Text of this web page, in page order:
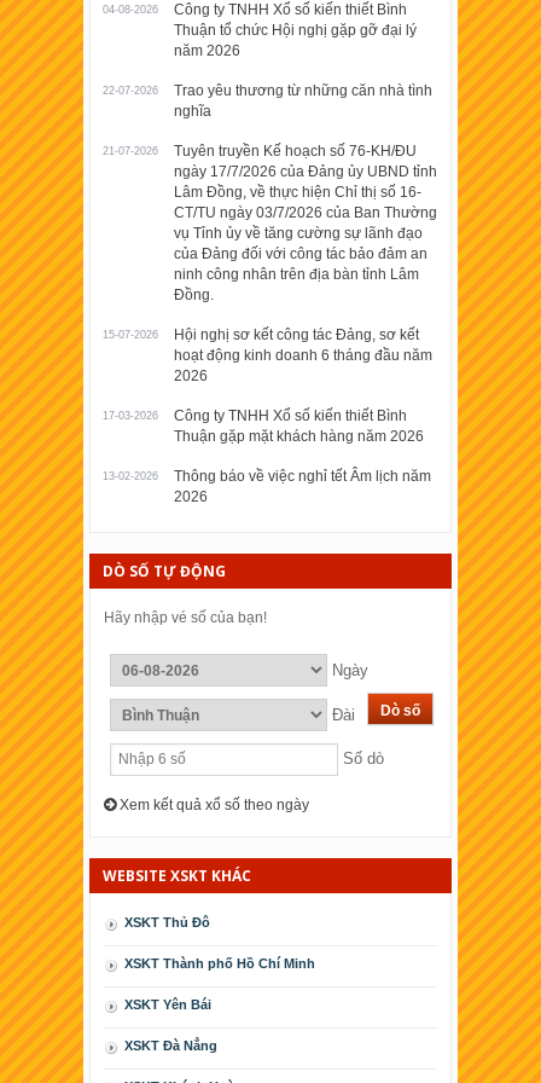
04-08-2026
Công ty TNHH Xổ số kiến thiết Bình
Thuận tổ chức Hội nghị gặp gỡ đại lý
năm 2026
22-07-2026
Trao yêu thương từ những căn nhà tình
nghĩa
21-07-2026
Tuyên truyền Kế hoạch số 76-KH/ĐU
ngày 17/7/2026 của Đảng ủy UBND tỉnh
Lâm Đồng, về thực hiện Chỉ thị số 16-
CT/TU ngày 03/7/2026 của Ban Thường
vụ Tỉnh ủy về tăng cường sự lãnh đạo
của Đảng đối với công tác bảo đảm an
ninh công nhân trên địa bàn tỉnh Lâm
Đồng.
15-07-2026
Hội nghị sơ kết công tác Đảng, sơ kết
hoạt động kinh doanh 6 tháng đầu năm
2026
17-03-2026
Công ty TNHH Xổ số kiến thiết Bình
Thuận gặp mặt khách hàng năm 2026
13-02-2026
Thông báo về việc nghỉ tết Âm lịch năm
2026
DÒ SỐ TỰ ĐỘNG
Hãy nhập vé số của bạn!
Ngày
Đài
Số dò
Xem kết quả xổ số theo ngày
WEBSITE XSKT KHÁC
XSKT Thủ Đô
XSKT Thành phố Hồ Chí Minh
XSKT Yên Bái
XSKT Ðà Nẳng